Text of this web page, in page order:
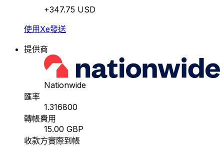
+347.75 USD
使用Xe發送
提供商
Nationwide
匯率
1.316800
轉帳費用
15.00 GBP
收款方實際到帳